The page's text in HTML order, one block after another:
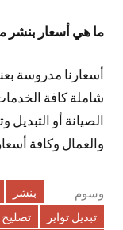
ما هي أسعار بنشر
أسعارنا مدروسة
شاملة كافة
الصيانة أو
والعمال وكافة
وسوم بنشر
تبديل تواير